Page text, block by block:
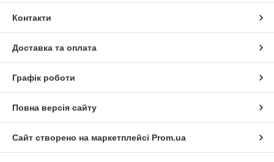
Контакти
Доставка та оплата
Графік роботи
Повна версія сайту
Сайт створено на маркетплейсі Prom.ua